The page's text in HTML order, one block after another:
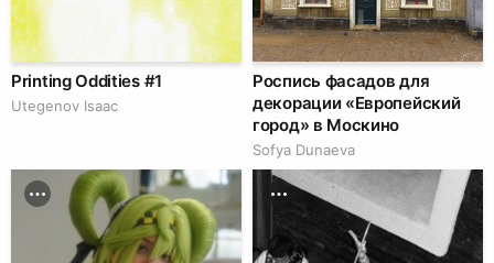
Printing Oddities #1
Utegenov Isaac
Роспись фасадов для
декорации «Европейский
город» в Москино
Sofya Dunaeva